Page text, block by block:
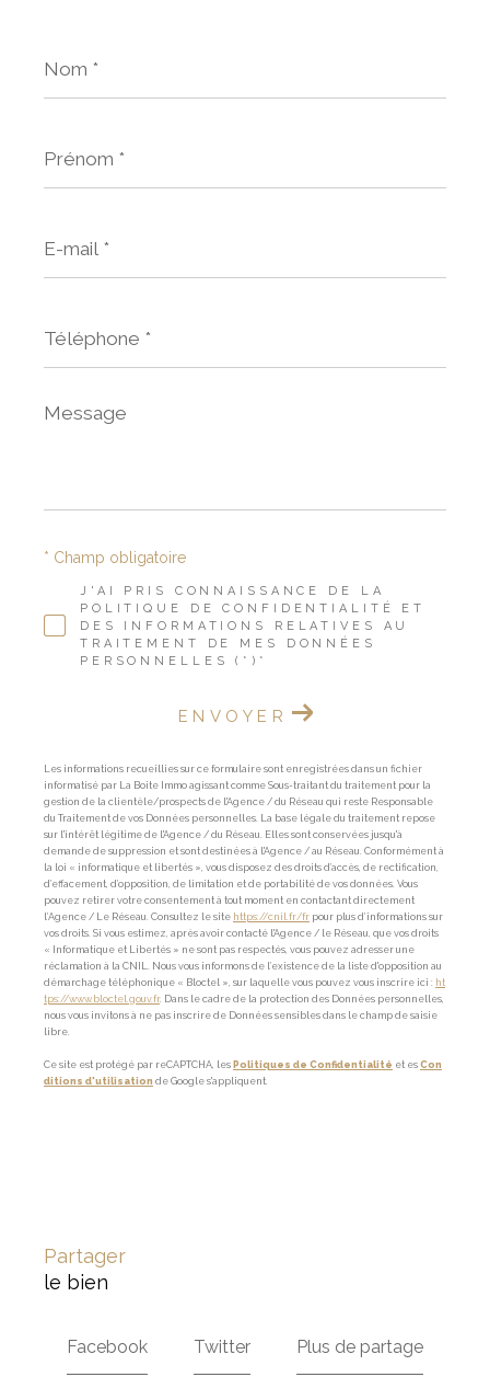
*
*
mail
*
Message
J'AI PRIS CONNAISSANCE DE LA
POLITIQUE DE CONFIDENTIALITÉ ET
DES INFORMATIONS RELATIVES AU
TRAITEMENT DE MES DONNÉES
PERSONNELLES (*)*
* Champ obligatoire
ENVOYER
Les informations recueillies sur ce formulaire sont enregistrées dans un fichier
informatisé par La Boite Immo agissant comme Sous-traitant du traitement pour la
gestion de la clientèle/prospects de l'Agence / du Réseau qui reste Responsable
du Traitement de vos Données personnelles. La base légale du traitement repose
sur l'intérêt légitime de l'Agence / du Réseau. Elles sont conservées jusqu'à
demande de suppression et sont destinées à l'Agence / au Réseau. Conformément à
la loi « informatique et libertés », vous disposez des droits d’accès, de rectification,
d’effacement, d’opposition, de limitation et de portabilité de vos données. Vous
pouvez retirer votre consentement à tout moment en contactant directement
l’Agence / Le Réseau. Consultez le site https://cnil.fr/fr pour plus d’informations sur
vos droits. Si vous estimez, après avoir contacté l'Agence / le Réseau, que vos droits
« Informatique et Libertés » ne sont pas respectés, vous pouvez adresser une
réclamation à la CNIL. Nous vous informons de l’existence de la liste d'opposition au
démarchage téléphonique « Bloctel », sur laquelle vous pouvez vous inscrire ici : ht
tps://www.bloctel.gouv.fr. Dans le cadre de la protection des Données personnelles,
nous vous invitons à ne pas inscrire de Données sensibles dans le champ de saisie
libre.
Ce site est protégé par reCAPTCHA, les Politiques de Confidentialité et es Con
ditions d'utilisation de Google s'appliquent.
partager
le bien
Facebook Twitter Plus de partage